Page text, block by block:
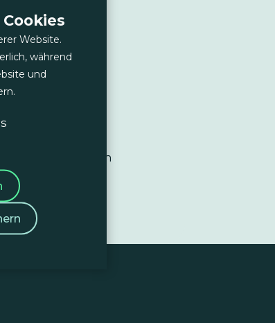
umfangreiches
Diese
In
Portfolio an
profitieren. Ich
Integration
zu bedienen. Ich
unseren Weg
Website.
während
und